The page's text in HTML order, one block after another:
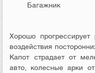
Багажник
Хорошо
воздействия
Капот страдает от
авто, колесные арки от